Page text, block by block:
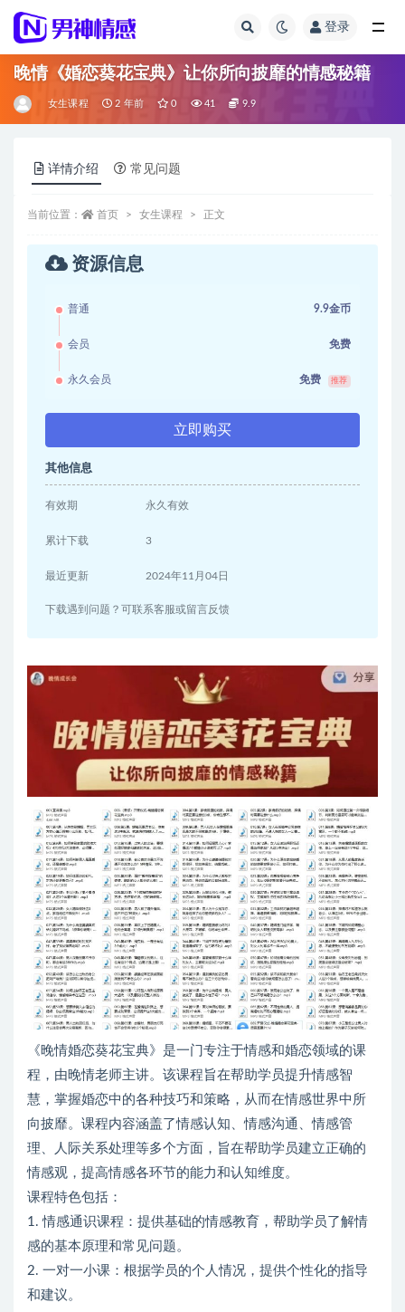
登录
晚情《婚恋葵花宝典》让你所向披靡的情感秘籍
女生课程 2 年前 0 41 9.9
详情介绍 常见问题
当前位置： 首页 女生课程 正文
资源信息
普通 9.9金币
会员 免费
永久会员 免费 推荐
立即购买
其他信息
有效期 永久有效
累计下载 3
最近更新 2024年11月04日
下载遇到问题？可联系客服或留言反馈
《晚情婚恋葵花宝典》是一门专注于情感和婚恋领域的课
程，由晚情老师主讲。该课程旨在帮助学员提升情感智
慧，掌握婚恋中的各种技巧和策略，从而在情感世界中所
向披靡。课程内容涵盖了情感认知、情感沟通、情感管
理、人际关系处理等多个方面，旨在帮助学员建立正确的
情感观，提高情感各环节的能力和认知维度。
课程特色包括：
1. 情感通识课程：提供基础的情感教育，帮助学员了解情
感的基本原理和常见问题。
2. 一对一小课：根据学员的个人情况，提供个性化的指导
和建议。